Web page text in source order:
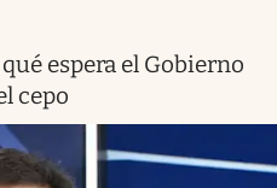
espera el Gobierno
cepo